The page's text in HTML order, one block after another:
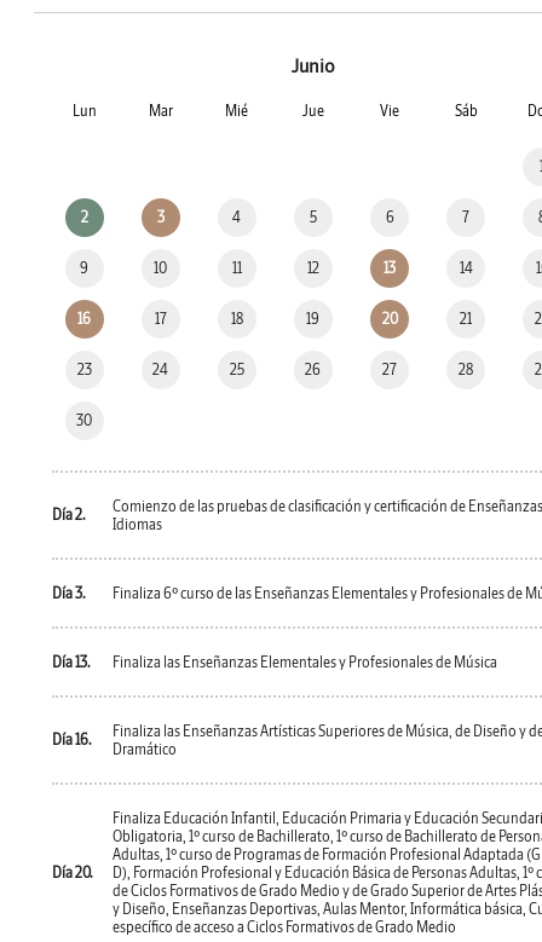
Junio
Lun Mar Mié Jue Vie Sáb
2 3 4 5 6 7
9 10 11 12 13 14
16 17 18 19 20 21
23 24 25 26 27 28
30
Día 2.
Comienzo de las pruebas de clasificación y certificación de
Idiomas
Día 3. Finaliza 6º curso de las Enseñanzas Elementales y Profesionales de
Día 13. Finaliza las Enseñanzas Elementales y Profesionales de Música
Día 16.
Finaliza las Enseñanzas Artísticas Superiores de Música, de Diseño y
Dramático
Día 20.
Finaliza Educación Infantil, Educación Primaria y Educación
Obligatoria, 1º curso de Bachillerato, 1º curso de Bachillerato de
Adultas, 1º curso de Programas de Formación Profesional Adaptada
D), Formación Profesional y Educación Básica de Personas Adultas, 1º
de Ciclos Formativos de Grado Medio y de Grado Superior de Artes
y Diseño, Enseñanzas Deportivas, Aulas Mentor, Informática básica,
específico de acceso a Ciclos Formativos de Grado Medio